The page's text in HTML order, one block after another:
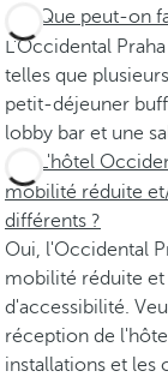
Que peut-on
L'Occidental
telles que
petit-déjeuner
lobby bar et une
L'hôtel
mobilité réduite
différents ?
Oui, l'Occidental
mobilité réduite et
d'accessibilité.
réception de
installations et les